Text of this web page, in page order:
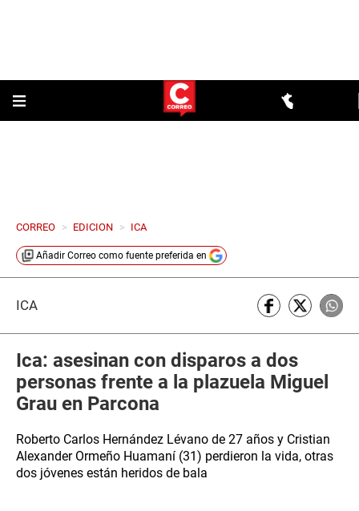
CORREO > EDICION > ICA
Añadir Correo como fuente preferida en
ICA
Ica: asesinan con disparos a dos
personas frente a la plazuela Miguel
Grau en Parcona
Roberto Carlos Hernández Lévano de 27 años y Cristian
Alexander Ormeño Huamaní (31) perdieron la vida, otras
dos jóvenes están heridos de bala